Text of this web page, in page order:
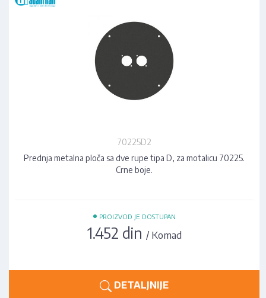
70225D2
Prednja metalna ploča sa dve rupe tipa D, za motalicu 70225.
Crne boje.
• PROIZVOD JE DOSTUPAN
1.452 din / Komad
DETALJNIJE